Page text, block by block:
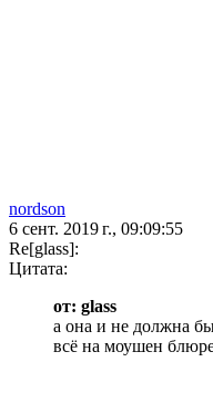
nordson
6 сент. 2019 г., 09:09:55
Re[glass]:
Цитата:
от: glass
а она и не должна
всё на моушен